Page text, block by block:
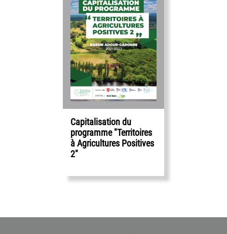
Capitalisation du
programme "Territoires
à Agricultures Positives
2"